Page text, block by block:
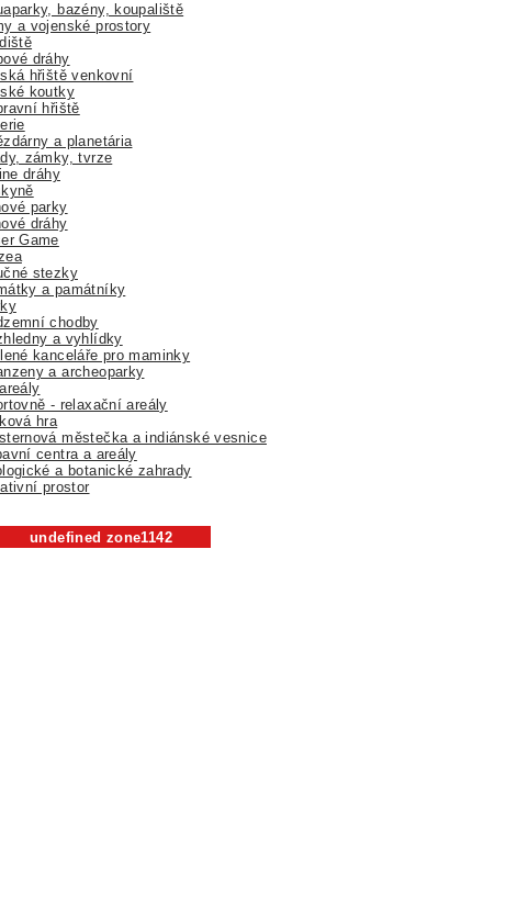
bazény, koupaliště
a vojenské prostory
dráhy
hřiště venkovní
koutky
hřiště
a planetária
zámky, tvrze
dráhy
parky
dráhy
Game
stezky
a památníky
chodby
a vyhlídky
kanceláře pro maminky
a archeoparky
- relaxační areály
hra
městečka a indiánské vesnice
centra a areály
a botanické zahrady
prostor
undefined zone1142